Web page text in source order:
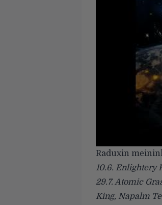
Raduxin
10.6. Enlightery
29.7. Atomic
King, Napalm